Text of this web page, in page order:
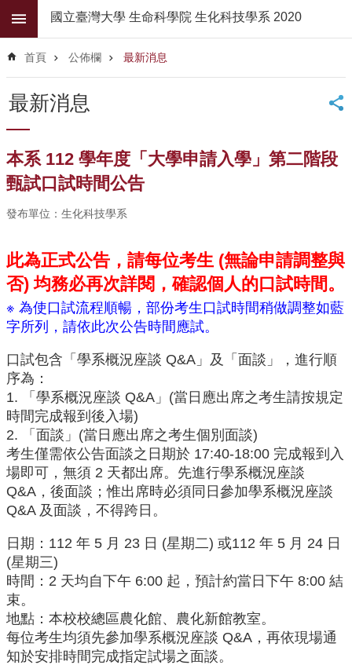
跳到主要內容區塊
階
尋
公
佈
欄
學
系
簡
系
所
師
資
高
中
生
專
區
大
學
部
碩
博
班
系
友
會
動
態
國立臺灣大學 生命科學院 生化科技學系 2020
首頁 公佈欄 最新消息
最新消息
本系 112 學年度「大學申請入學」第二階段
甄試口試時間公告
發布單位：生化科技學系
此為正式公告，請每位考生 (無論申請調整與
否) 均務必再次詳閱，確認個人的口試時間。
※ 為使口試流程順暢，部份考生口試時間稍做調整如藍
字所列，請依此次公告時間應試。
口試包含「學系概況座談 Q&A」及「面談」，進行順
序為：
1. 「學系概況座談 Q&A」(當日應出席之考生請按規定
時間完成報到後入場)
2. 「面談」(當日應出席之考生個別面談)
考生僅需依公告面談之日期於 17:40-18:00 完成報到入
場即可，無須 2 天都出席。先進行學系概況座談
Q&A，後面談；惟出席時必須同日參加學系概況座談
Q&A 及面談，不得跨日。
日期：112 年 5 月 23 日 (星期二) 或112 年 5 月 24 日
(星期三)
時間：2 天均自下午 6:00 起，預計約當日下午 8:00 結
束。
地點：本校校總區農化館、農化新館教室。
每位考生均須先參加學系概況座談 Q&A，再依現場通
知於安排時間完成指定試場之面談。